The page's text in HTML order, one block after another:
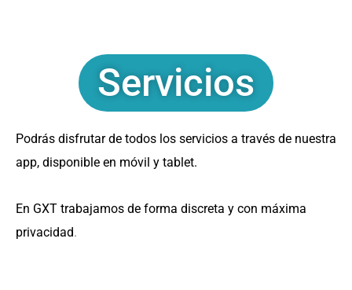
Servicios
Podrás disfrutar de todos los servicios a través de nuestra
app, disponible en móvil y tablet.
En GXT trabajamos de forma discreta y con máxima
privacidad.